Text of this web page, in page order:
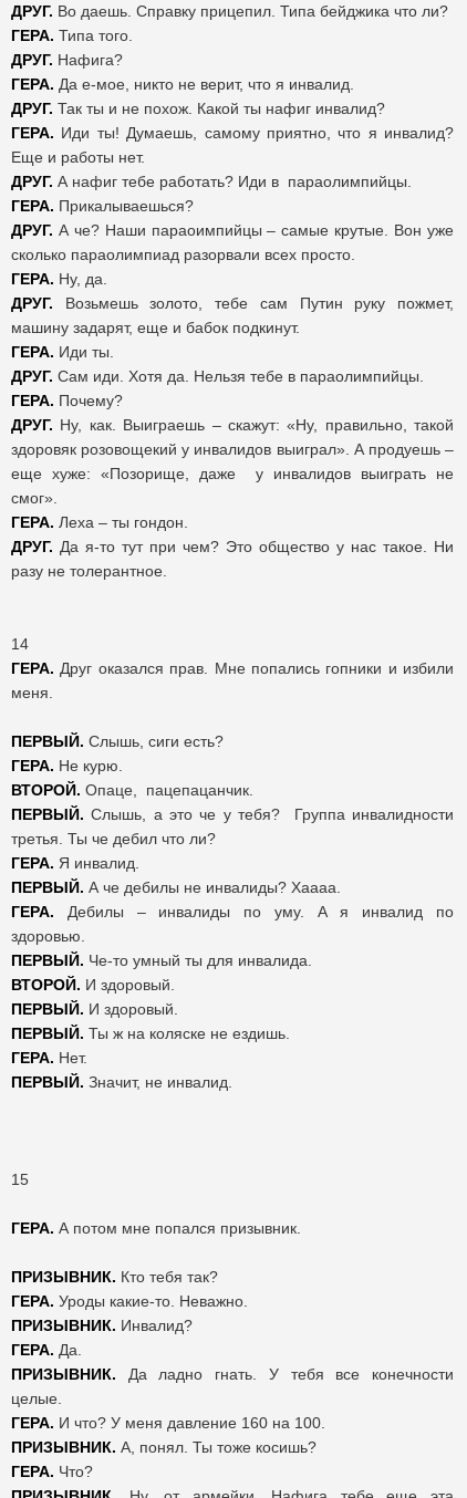
ДРУГ. Во даешь. Справку прицепил. Типа бейджика что ли?
ГЕРА. Типа того.
ДРУГ. Нафига?
ГЕРА. Да е-мое, никто не верит, что я инвалид.
ДРУГ. Так ты и не похож. Какой ты нафиг инвалид?
ГЕРА. Иди ты! Думаешь, самому приятно, что я инвалид?
Еще и работы нет.
ДРУГ. А нафиг тебе работать? Иди в параолимпийцы.
ГЕРА. Прикалываешься?
ДРУГ. А че? Наши параоимпийцы – самые крутые. Вон уже
сколько параолимпиад разорвали всех просто.
ГЕРА. Ну, да.
ДРУГ. Возьмешь золото, тебе сам Путин руку пожмет,
машину задарят, еще и бабок подкинут.
ГЕРА. Иди ты.
ДРУГ. Сам иди. Хотя да. Нельзя тебе в параолимпийцы.
ГЕРА. Почему?
ДРУГ. Ну, как. Выиграешь – скажут: «Ну, правильно, такой
здоровяк розовощекий у инвалидов выиграл». А продуешь –
еще хуже: «Позорище, даже у инвалидов выиграть не
смог».
ГЕРА. Леха – ты гондон.
ДРУГ. Да я-то тут при чем? Это общество у нас такое. Ни
разу не толерантное.
14
ГЕРА. Друг оказался прав. Мне попались гопники и избили
меня.
ПЕРВЫЙ. Слышь, сиги есть?
ГЕРА. Не курю.
ВТОРОЙ. Опаце, пацепацанчик.
ПЕРВЫЙ. Слышь, а это че у тебя? Группа инвалидности
третья. Ты че дебил что ли?
ГЕРА. Я инвалид.
ПЕРВЫЙ. А че дебилы не инвалиды? Хаааа.
ГЕРА. Дебилы – инвалиды по уму. А я инвалид по
здоровью.
ПЕРВЫЙ. Че-то умный ты для инвалида.
ВТОРОЙ. И здоровый.
ПЕРВЫЙ. И здоровый.
ПЕРВЫЙ. Ты ж на коляске не ездишь.
ГЕРА. Нет.
ПЕРВЫЙ. Значит, не инвалид.
15
ГЕРА. А потом мне попался призывник.
ПРИЗЫВНИК. Кто тебя так?
ГЕРА. Уроды какие-то. Неважно.
ПРИЗЫВНИК. Инвалид?
ГЕРА. Да.
ПРИЗЫВНИК. Да ладно гнать. У тебя все конечности
целые.
ГЕРА. И что? У меня давление 160 на 100.
ПРИЗЫВНИК. А, понял. Ты тоже косишь?
ГЕРА. Что?